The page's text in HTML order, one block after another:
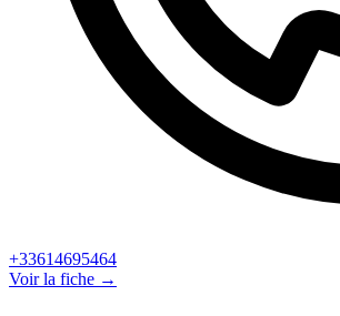
+33614695464
Voir la fiche →